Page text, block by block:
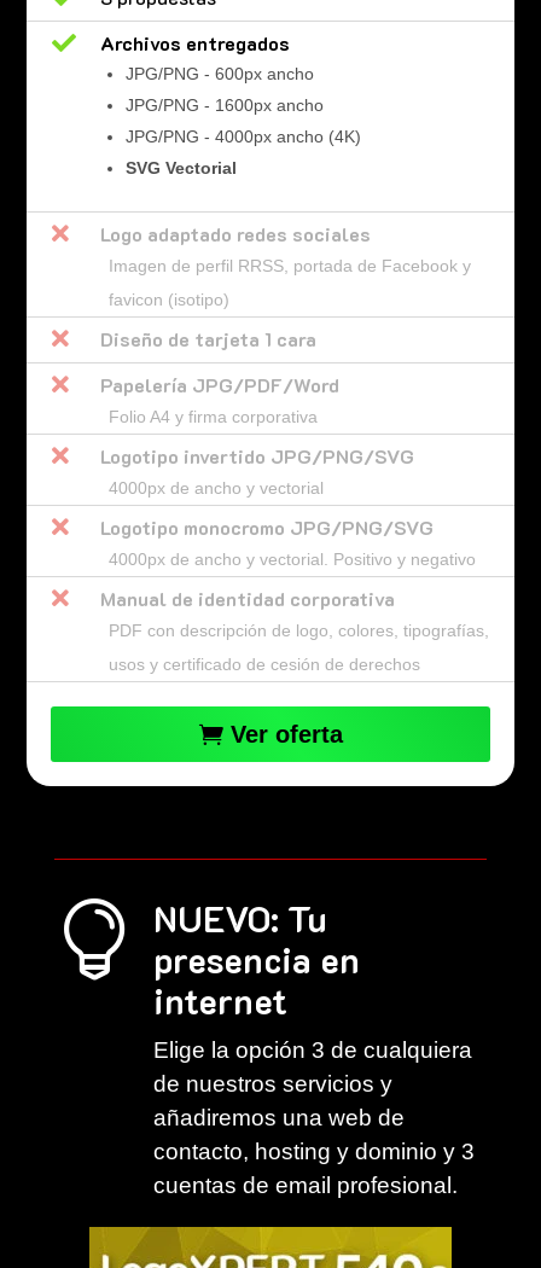

Archivos entregados
JPG/PNG - 600px ancho
JPG/PNG - 1600px ancho
JPG/PNG - 4000px ancho (4K)
SVG Vectorial
 Logo adaptado redes sociales
Imagen de perfil RRSS, portada de Facebook y
favicon (isotipo)

Diseño de tarjeta 1 cara

Papelería JPG/PDF/Word
Folio A4 y firma corporativa
 Logotipo invertido JPG/PNG/SVG
4000px de ancho y vectorial
 Logotipo monocromo JPG/PNG/SVG
4000px de ancho y vectorial. Positivo y negativo
 Manual de identidad corporativa
PDF con descripción de logo, colores, tipografías,
usos y certificado de cesión de derechos
Ver oferta

NUEVO: Tu
presencia en
internet
Elige la opción 3 de cualquiera
de nuestros servicios y
añadiremos una web de
contacto, hosting y dominio y 3
cuentas de email profesional.